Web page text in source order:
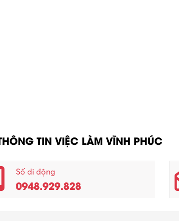
TIN VIỆC LÀM VĨNH PHÚC
Số di động
0948.929.828